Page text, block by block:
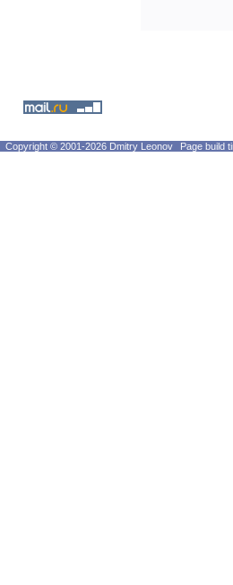
Copyright © 2001-2026 Dmitry Leonov Page build